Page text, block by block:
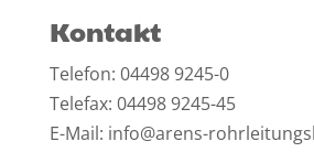
Kontakt
Telefon: 04498 9245-0
Telefax: 04498 9245-45
E-Mail: info@arens-